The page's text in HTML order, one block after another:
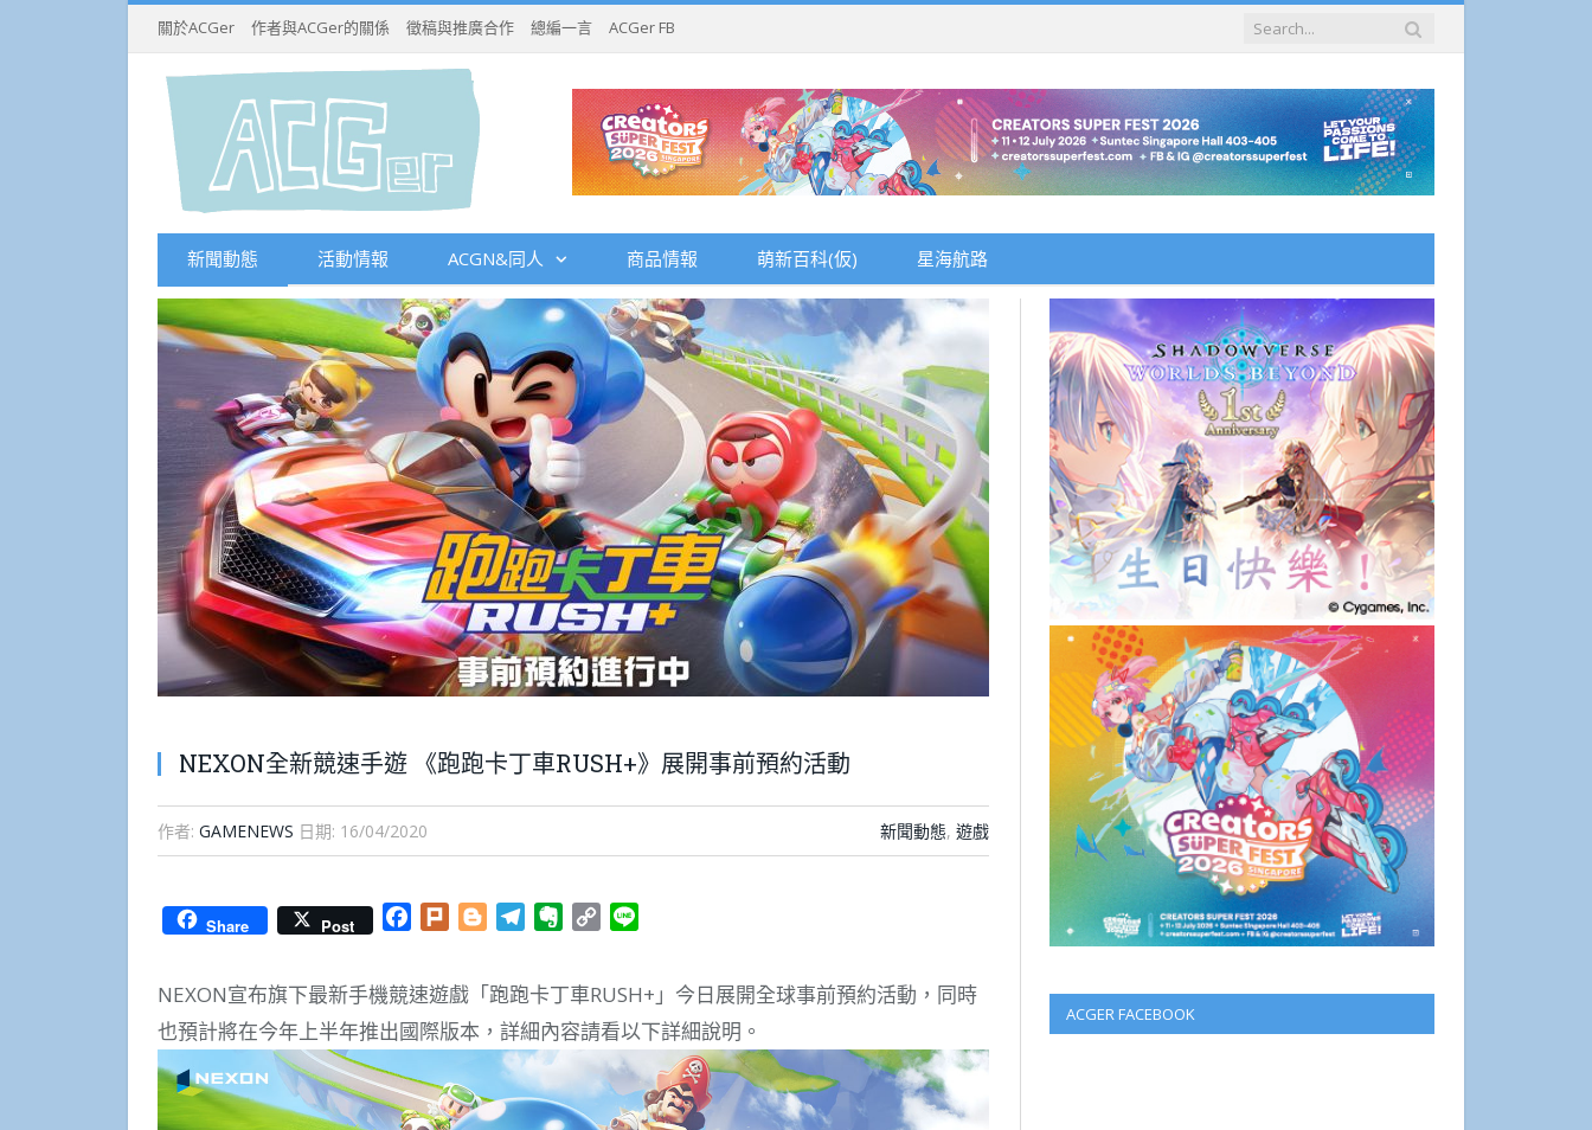
關於ACGer 作者與ACGer的關係 徵稿與推廣合作 總編一言 ACGer FB
新聞動態 活動情報 ACGN&同人 商品情報 萌新百科(仮) 星海航路
NEXON全新競速手遊 《跑跑卡丁車RUSH+》展開事前預約活動
作者: GAMENEWS 日期: 16/04/2020 新聞動態, 遊戲
Share Post Facebook
Plurk BloggerTelegramEvernote
Copy
NEXON宣布旗下最新手機競速遊戲「跑跑卡丁車RUSH+」今日展開全球事前預約活動，同時
也預計將在今年上半年推出國際版本，詳細內容請看以下詳細說明。
ACGER FACEBOOK